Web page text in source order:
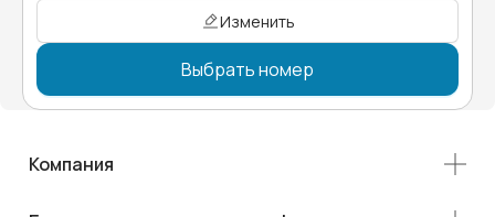
Изменить
Выбрать номер
Компания